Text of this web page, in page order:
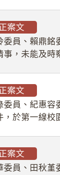
案文
委員、賴鼎銘
事，未能及時
案文
委員、紀惠容
，於第一線校
案文
委員、田秋堇